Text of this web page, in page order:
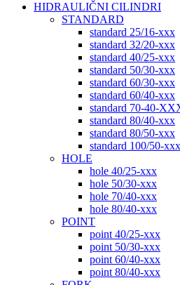
HIDRAULIČNI CILINDRI
STANDARD
standard 25/16-xxx
standard 32/20-xxx
standard 40/25-xxx
standard 50/30-xxx
standard 60/30-xxx
standard 60/40-xxx
standard 70-40-
standard 80/40-xxx
standard 80/50-xxx
standard 100/50-xxx
HOLE
hole 40/25-xxx
hole 50/30-xxx
hole 70/40-xxx
hole 80/40-xxx
POINT
point 40/25-xxx
point 50/30-xxx
point 60/40-xxx
point 80/40-xxx